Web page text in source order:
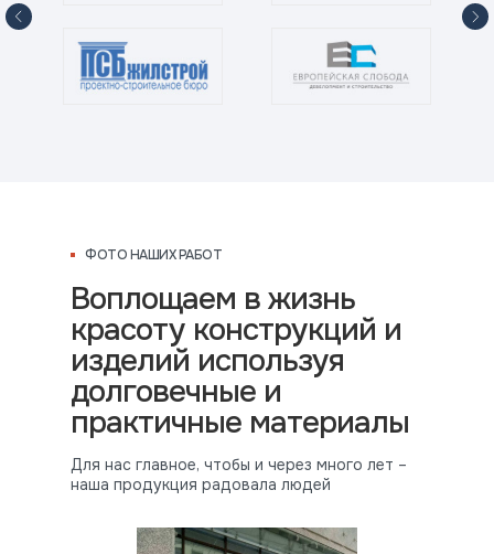
Для нас главное, чтобы и через много лет –
наша продукция радовала людей
Воплощаем в жизнь
красоту конструкций и
изделий используя
долговечные и
практичные материалы
ФОТО НАШИХ РАБОТ